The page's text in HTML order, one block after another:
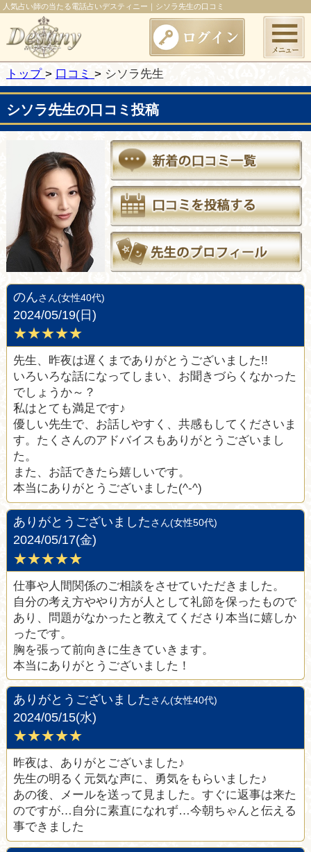
人気占い師の当たる電話占いデスティニー｜シソラ先生の口コミ
トップ 口コミ シソラ先生
シソラ先生の口コミ投稿
のんさん(女性40代)
2024/05/19(日)
★★★★★
先生、昨夜は遅くまでありがとうございました!!
いろいろな話になってしまい、お聞きづらくなかった
でしょうか～？
私はとても満足です♪
優しい先生で、お話しやすく、共感もしてくださいま
す。たくさんのアドバイスもありがとうございまし
た。
また、お話できたら嬉しいです。
本当にありがとうございました(^-^)
ありがとうございましたさん(女性50代)
2024/05/17(金)
★★★★★
仕事や人間関係のご相談をさせていただきました。
自分の考え方ややり方が人として礼節を保ったもので
あり、問題がなかったと教えてくださり本当に嬉しか
ったです。
胸を張って前向きに生きていきます。
本当にありがとうございました！
ありがとうございましたさん(女性40代)
2024/05/15(水)
★★★★★
昨夜は、ありがとございました♪
先生の明るく元気な声に、勇気をもらいました♪
あの後、メールを送って見ました。すぐに返事は来た
のですが…自分に素直になれず…今朝ちゃんと伝える
事できました